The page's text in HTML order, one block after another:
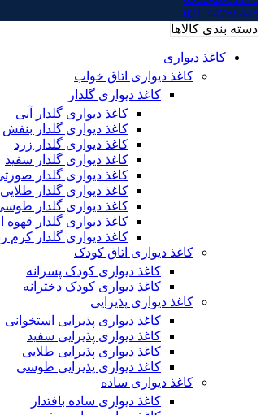
021-44768445
دسته بندی کالاها
کاغذ دیواری
کاغذ دیواری اتاق خواب
کاغذ دیواری گلدار
کاغذ دیواری گلدار آبی
کاغذ دیواری گلدار بنفش
کاغذ دیواری گلدار زرد
کاغذ دیواری گلدار سفید
کاغذ دیواری گلدار
کاغذ دیواری گلدار طلایی
کاغذ دیواری گلدار
کاغذ دیواری گلدار قهوه
کاغذ دیواری گلدار کرم
کاغذ دیواری اتاق کودک
کاغذ دیواری کودک پسرانه
کاغذ دیواری کودک دخترانه
کاغذ دیواری پذیرایی
کاغذ دیواری پذیرایی استخوانی
کاغذ دیواری پذیرایی سفید
کاغذ دیواری پذیرایی طلایی
کاغذ دیواری پذیرایی طوسی
کاغذ دیواری ساده
کاغذ دیواری ساده بافتدار